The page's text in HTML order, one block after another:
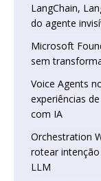
LangChain,
do agente
Microsoft
sem
Voice Agents
experiências
com IA
Orchestration
rotear
LLM